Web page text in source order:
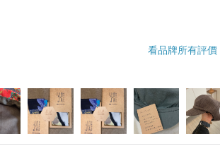
看品牌所有評價